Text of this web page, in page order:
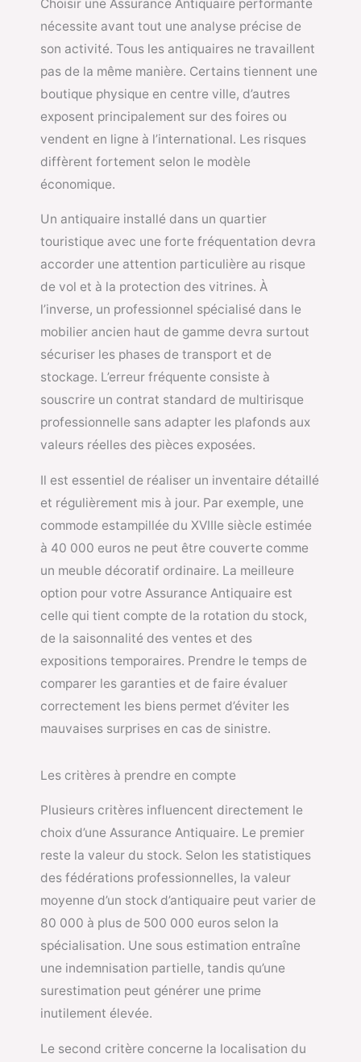
Choisir une Assurance Antiquaire performante
nécessite avant tout une analyse précise de
son activité. Tous les antiquaires ne travaillent
pas de la même manière. Certains tiennent une
boutique physique en centre ville, d’autres
exposent principalement sur des foires ou
vendent en ligne à l’international. Les risques
diffèrent fortement selon le modèle
économique.
Un antiquaire installé dans un quartier
touristique avec une forte fréquentation devra
accorder une attention particulière au risque
de vol et à la protection des vitrines. À
l’inverse, un professionnel spécialisé dans le
mobilier ancien haut de gamme devra surtout
sécuriser les phases de transport et de
stockage. L’erreur fréquente consiste à
souscrire un contrat standard de multirisque
professionnelle sans adapter les plafonds aux
valeurs réelles des pièces exposées.
Il est essentiel de réaliser un inventaire détaillé
et régulièrement mis à jour. Par exemple, une
commode estampillée du XVIIIe siècle estimée
à 40 000 euros ne peut être couverte comme
un meuble décoratif ordinaire. La meilleure
option pour votre Assurance Antiquaire est
celle qui tient compte de la rotation du stock,
de la saisonnalité des ventes et des
expositions temporaires. Prendre le temps de
comparer les garanties et de faire évaluer
correctement les biens permet d’éviter les
mauvaises surprises en cas de sinistre.
Les critères à prendre en compte
Plusieurs critères influencent directement le
choix d’une Assurance Antiquaire. Le premier
reste la valeur du stock. Selon les statistiques
des fédérations professionnelles, la valeur
moyenne d’un stock d’antiquaire peut varier de
80 000 à plus de 500 000 euros selon la
spécialisation. Une sous estimation entraîne
une indemnisation partielle, tandis qu’une
surestimation peut générer une prime
inutilement élevée.
Le second critère concerne la localisation du